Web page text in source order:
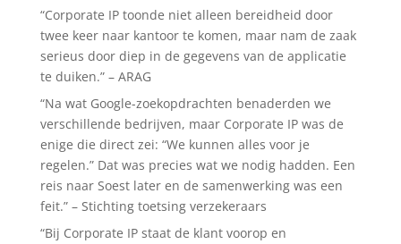
“Corporate IP toonde niet alleen bereidheid door
twee keer naar kantoor te komen, maar nam de zaak
serieus door diep in de gegevens van de applicatie
te duiken.” – ARAG
“Na wat Google-zoekopdrachten benaderden we
verschillende bedrijven, maar Corporate IP was de
enige die direct zei: “We kunnen alles voor je
regelen.” Dat was precies wat we nodig hadden. Een
reis naar Soest later en de samenwerking was een
feit.” – Stichting toetsing verzekeraars
“Bij Corporate IP staat de klant voorop en